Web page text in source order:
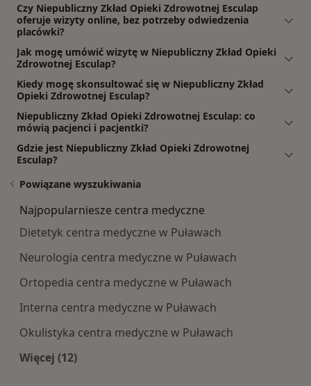
Czy Niepubliczny Zkład Opieki Zdrowotnej Esculap
oferuje wizyty online, bez potrzeby odwiedzenia
placówki?
Jak mogę umówić wizytę w Niepubliczny Zkład Opieki
Zdrowotnej Esculap?
Kiedy mogę skonsultować się w Niepubliczny Zkład
Opieki Zdrowotnej Esculap?
Niepubliczny Zkład Opieki Zdrowotnej Esculap: co
mówią pacjenci i pacjentki?
Gdzie jest Niepubliczny Zkład Opieki Zdrowotnej
Esculap?
Powiązane wyszukiwania
Najpopularniesze centra medyczne
Dietetyk centra medyczne w Puławach
Neurologia centra medyczne w Puławach
Ortopedia centra medyczne w Puławach
Interna centra medyczne w Puławach
Okulistyka centra medyczne w Puławach
Więcej (12)